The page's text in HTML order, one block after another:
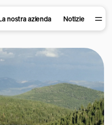
nostra azienda Notizie